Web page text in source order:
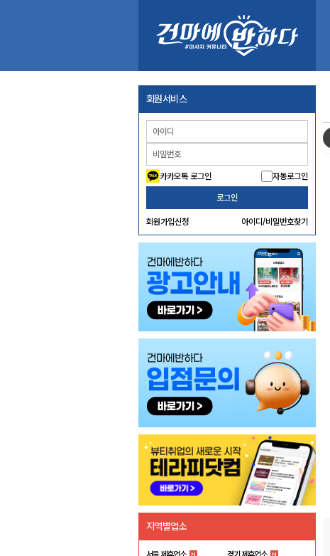
회원서비스
카카오톡 로그인 자동로그인
로그인
회원가입신청 아이디/비밀번호찾기
지역별업소